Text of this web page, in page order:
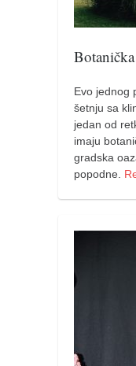
pravoslavlje
porodične priče
umesto tvitera
kalendar srpski
azbuki i knjige
Okinava karate
istorija karatea
kihon
Evo jednog
šetnju sa
jedan od
imaju
gradska
popodne.